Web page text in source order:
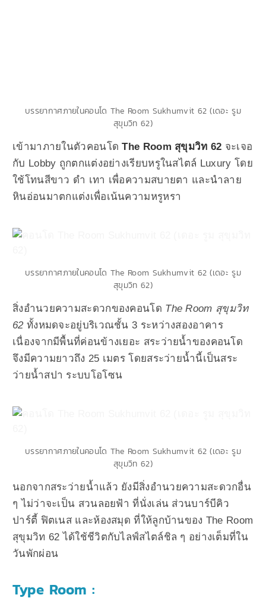
บรรยากาศภายในคอนโด The Room Sukhumvit 62 (เดอะ รูม
สุขุมวิท 62)
เข้ามาภายในตัวคอนโดThe Room สุขุมวิท 62 จะเจอ
กับ Lobby ถูกตกแต่งอย่างเรียบหรูในสไตล์ Luxury โดย
ใช้โทนสีขาว ดำ เทา เพื่อความสบายตา และนำลาย
หินอ่อนมาตกแต่งเพื่อเน้นความหรูหรา
บรรยากาศภายในคอนโด The Room Sukhumvit 62 (เดอะ รูม
สุขุมวิท 62)
สิ่งอำนวยความสะดวกของคอนโด The Room สุขุมวิท
62ทั้งหมดจะอยู่บริเวณชั้น 3 ระหว่างสองอาคาร
เนื่องจากมีพื้นที่ค่อนข้างเยอะ สระว่ายน้ำของคอนโด
จึงมีความยาวถึง 25 เมตร โดยสระว่ายน้ำนี้เป็นสระ
ว่ายน้ำสปา ระบบโอโซน
บรรยากาศภายในคอนโด The Room Sukhumvit 62 (เดอะ รูม
สุขุมวิท 62)
นอกจากสระว่ายน้ำแล้ว ยังมีสิ่งอำนวยความสะดวกอื่น
ๆ ไม่ว่าจะเป็น สวนลอยฟ้า ที่นั่งเล่น ส่วนบาร์บีคิว
ปาร์ตี้ ฟิตเนส และห้องสมุด ที่ให้ลูกบ้านของ The Room
สุขุมวิท 62 ได้ใช้ชีวิตกับไลฟ์สไตล์ชิล ๆ อย่างเต็มที่ใน
วันพักผ่อน
Type Room :